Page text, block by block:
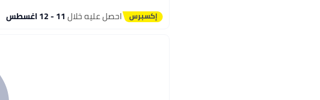
احصل عليه خلال11 - 12 اغسطس